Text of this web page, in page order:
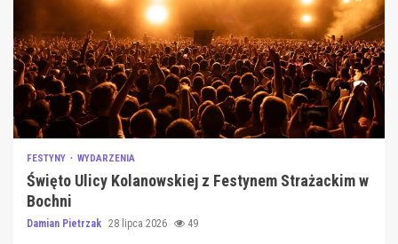
FESTYNY WYDARZENIA
Święto Ulicy Kolanowskiej z Festynem Strażackim w
Bochni
Damian Pietrzak 28 lipca 2026 49